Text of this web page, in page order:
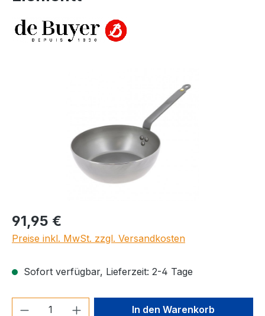
Regulärer Preis:
91,95 €
Preise inkl. MwSt. zzgl. Versandkosten
Sofort verfügbar, Lieferzeit: 2-4 Tage
Produkt Anzahl: Gib denIn den Warenkorb